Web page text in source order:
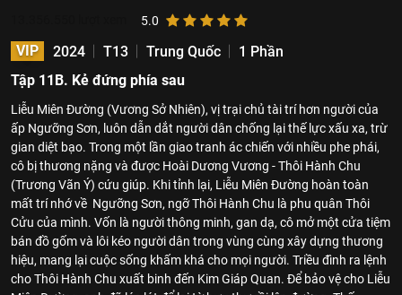
5.0
VIP 2024 T13 Trung Quốc
1 Phần
Tập 11B. Kẻ đứng phía sau
Liễu Miên Đường (Vương Sở Nhiên), vị trại chủ tài trí hơn người của
ấp Ngưỡng Sơn, luôn dẫn dắt người dân chống lại thế lực xấu xa, trừ
gian diệt bạo. Trong một lần giao tranh ác chiến với nhiều phe phái,
cô bị thương nặng và được Hoài Dương Vương - Thôi Hành Chu
(Trương Vãn Ý) cứu giúp. Khi tỉnh lại, Liễu Miên Đường hoàn toàn
mất trí nhớ về Ngưỡng Sơn, ngỡ Thôi Hành Chu là phu quân Thôi
Cửu của mình. Vốn là người thông minh, gan dạ, cô mở một cửa tiệm
bán đồ gốm và lôi kéo người dân trong vùng cùng xây dựng thương
hiệu, mang lại cuộc sống khấm khá cho mọi người. Triều đình ra lệnh
cho Thôi Hành Chu xuất binh đến Kim Giáp Quan. Để bảo vệ cho Liễu